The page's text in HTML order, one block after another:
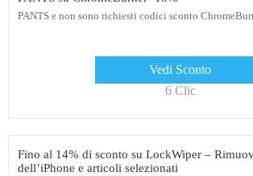
PANTS e non sono richiesti codici sconto
Vedi Sconto
6 Clic
Fino al 14% di sconto su LockWiper –
dell’iPhone e articoli selezionati